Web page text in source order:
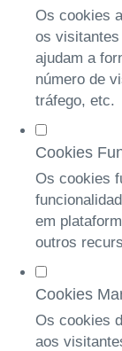
Os cookies
os
ajudam a
número de
tráfego, etc.
Cookies
Os cookies
em
outros
Cookies
Os cookies
aos